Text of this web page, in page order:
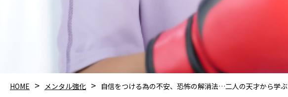
HOME メンタル強化 自信をつける為の不安、恐怖の解消法…二人の天才から学ぶ